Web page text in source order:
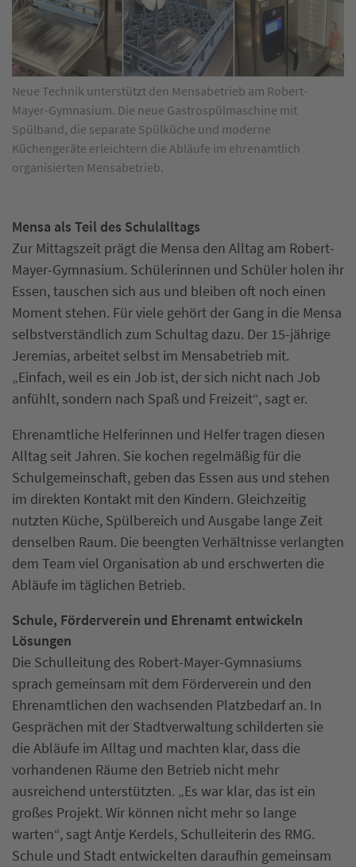
Neue Technik unterstützt den Mensabetrieb am Robert-
Mayer-Gymnasium. Die neue Gastrospülmaschine mit
Spülband, die separate Spülküche und moderne
Küchengeräte erleichtern die Abläufe im ehrenamtlich
organisierten Mensabetrieb.
Mensa als Teil des Schulalltags
Zur Mittagszeit prägt die Mensa den Alltag am Robert-
Mayer-Gymnasium. Schülerinnen und Schüler holen ihr
Essen, tauschen sich aus und bleiben oft noch einen
Moment stehen. Für viele gehört der Gang in die Mensa
selbstverständlich zum Schultag dazu. Der 15-jährige
Jeremias, arbeitet selbst im Mensabetrieb mit.
„Einfach, weil es ein Job ist, der sich nicht nach Job
anfühlt, sondern nach Spaß und Freizeit“, sagt er.
Ehrenamtliche Helferinnen und Helfer tragen diesen
Alltag seit Jahren. Sie kochen regelmäßig für die
Schulgemeinschaft, geben das Essen aus und stehen
im direkten Kontakt mit den Kindern. Gleichzeitig
nutzten Küche, Spülbereich und Ausgabe lange Zeit
denselben Raum. Die beengten Verhältnisse verlangten
dem Team viel Organisation ab und erschwerten die
Abläufe im täglichen Betrieb.
Schule, Förderverein und Ehrenamt entwickeln
Lösungen
Die Schulleitung des Robert-Mayer-Gymnasiums
sprach gemeinsam mit dem Förderverein und den
Ehrenamtlichen den wachsenden Platzbedarf an. In
Gesprächen mit der Stadtverwaltung schilderten sie
die Abläufe im Alltag und machten klar, dass die
vorhandenen Räume den Betrieb nicht mehr
ausreichend unterstützten. „Es war klar, das ist ein
großes Projekt. Wir können nicht mehr so lange
warten“, sagt Antje Kerdels, Schulleiterin des RMG.
Schule und Stadt entwickelten daraufhin gemeinsam